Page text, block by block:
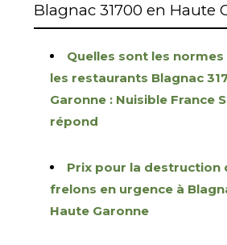
Blagnac 31700 en Haute
Quelles sont les normes
les restaurants Blagnac
Garonne : Nuisible France
répond
Prix pour la destruction
frelons en urgence à
Haute Garonne